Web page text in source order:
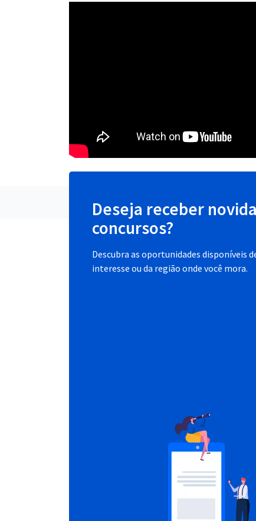
Deseja receber
concursos?
Descubra as oportunidades disponíveis
interesse ou da região onde você mora.